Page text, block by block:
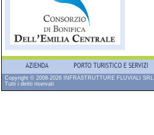
Copyright © 2008-2026 INFRASTRUTTURE FLUVIALI SRL
Tutti i diritti riservati